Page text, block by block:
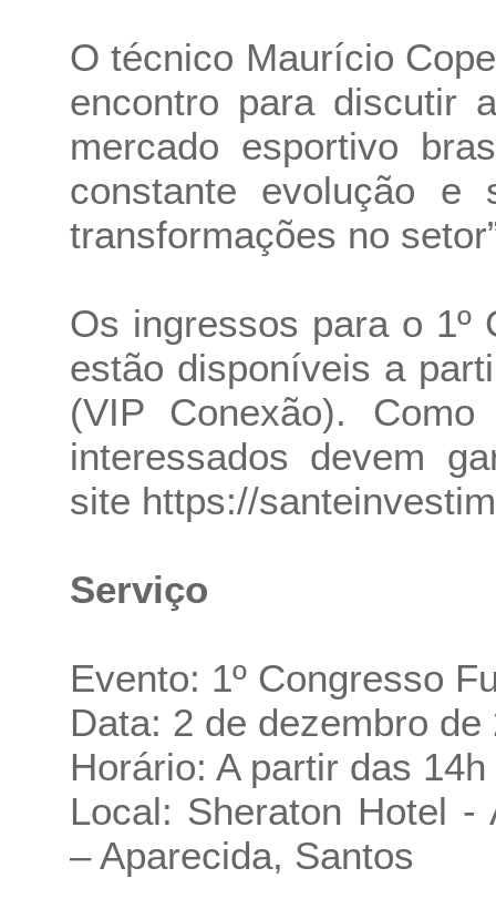
O técnico Maurício
encontro para discutir
mercado esportivo
constante evolução
transformações no
Os ingressos para o 1º
estão disponíveis a
(VIP Conexão).
interessados devem
site https://
Serviço
Evento: 1º Congresso
Data: 2 de dezembro de
Horário: A partir das 14h
Local: Sheraton Hotel -
– Aparecida, Santos